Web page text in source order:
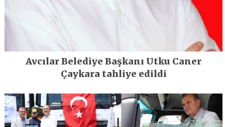
Avcılar Belediye Başkanı Utku Caner
Çaykara tahliye edildi